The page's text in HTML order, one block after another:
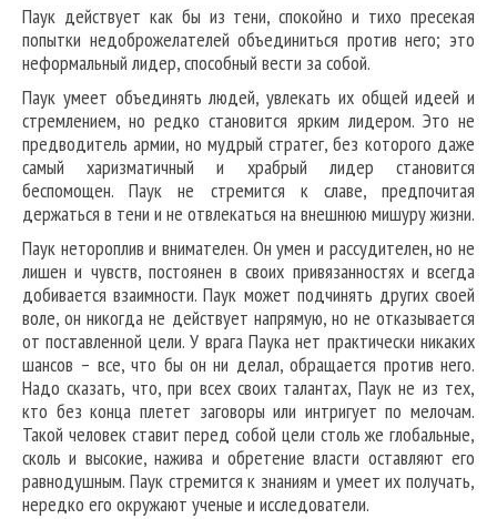
Паук действует как бы из тени, спокойно и тихо пресекая
попытки недоброжелателей объединиться против него; это
неформальный лидер, способный вести за собой.
Паук умеет объединять людей, увлекать их общей идеей и
стремлением, но редко становится ярким лидером. Это не
предводитель армии, но мудрый стратег, без которого даже
самый харизматичный и храбрый лидер становится
беспомощен. Паук не стремится к славе, предпочитая
держаться в тени и не отвлекаться на внешнюю мишуру жизни.
Паук нетороплив и внимателен. Он умен и рассудителен, но не
лишен и чувств, постоянен в своих привязанностях и всегда
добивается взаимности. Паук может подчинять других своей
воле, он никогда не действует напрямую, но не отказывается
от поставленной цели. У врага Паука нет практически никаких
шансов – все, что бы он ни делал, обращается против него.
Надо сказать, что, при всех своих талантах, Паук не из тех,
кто без конца плетет заговоры или интригует по мелочам.
Такой человек ставит перед собой цели столь же глобальные,
сколь и высокие, нажива и обретение власти оставляют его
равнодушным. Паук стремится к знаниям и умеет их получать,
нередко его окружают ученые и исследователи.